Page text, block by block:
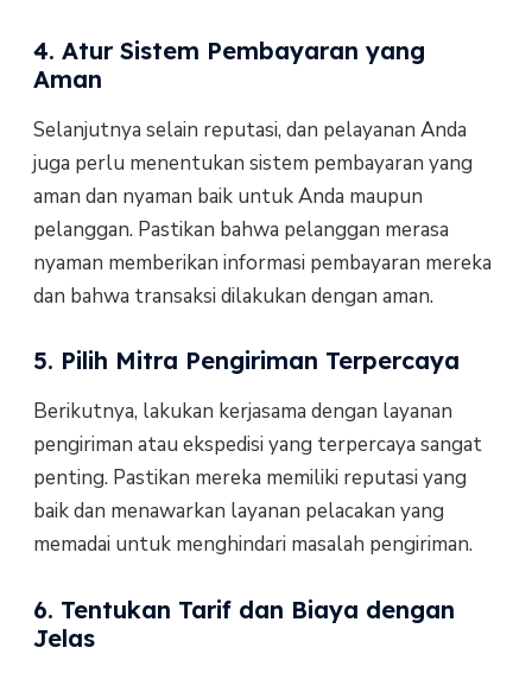
4. Atur Sistem Pembayaran yang
Aman
Selanjutnya selain reputasi, dan pelayanan Anda
juga perlu menentukan sistem pembayaran yang
aman dan nyaman baik untuk Anda maupun
pelanggan. Pastikan bahwa pelanggan merasa
nyaman memberikan informasi pembayaran mereka
dan bahwa transaksi dilakukan dengan aman.
5. Pilih Mitra Pengiriman Terpercaya
Berikutnya, lakukan kerjasama dengan layanan
pengiriman atau ekspedisi yang terpercaya sangat
penting. Pastikan mereka memiliki reputasi yang
baik dan menawarkan layanan pelacakan yang
memadai untuk menghindari masalah pengiriman.
6. Tentukan Tarif dan Biaya dengan
Jelas